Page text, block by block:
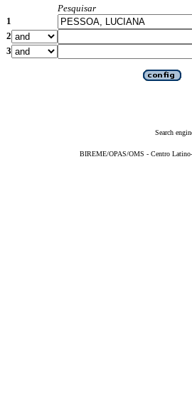
Pesquisar
1
2
3
Search
BIREME/OPAS/OMS - Centro Latino-